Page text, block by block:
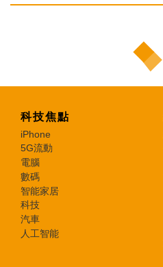
科技焦點
iPhone
5G流動
電腦
數碼
智能家居
科技
汽車
人工智能